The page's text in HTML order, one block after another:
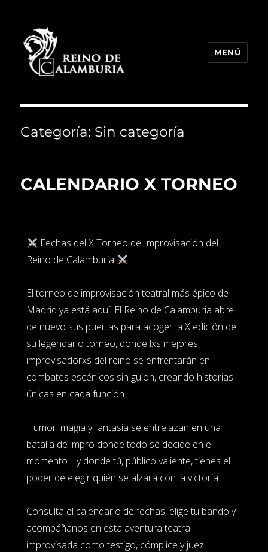
MENÚ
Categoría: Sin categoría
CALENDARIO X TORNEO
Fechas del X Torneo de Improvisación del
Reino de Calamburia
El torneo de improvisación teatral más épico de
Madrid ya está aquí. El Reino de Calamburia abre
de nuevo sus puertas para acoger la X edición de
su legendario torneo, donde lxs mejores
improvisadorxs del reino se enfrentarán en
combates escénicos sin guion, creando historias
únicas en cada función.
Humor, magia y fantasía se entrelazan en una
batalla de impro donde todo se decide en el
momento… y donde tú, público valiente, tienes el
poder de elegir quién se alzará con la victoria.
Consulta el calendario de fechas, elige tu bando y
acompáñanos en esta aventura teatral
improvisada como testigo, cómplice y juez.